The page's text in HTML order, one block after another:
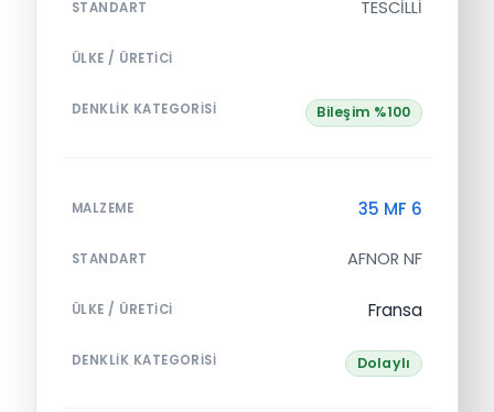
STANDART TESCİLLİ
ÜLKE / ÜRETICI
DENKLIK KATEGORISI Bileşim %100
MALZEME 35 MF 6
STANDART AFNOR NF
ÜLKE / ÜRETICI Fransa
DENKLIK KATEGORISI Dolaylı